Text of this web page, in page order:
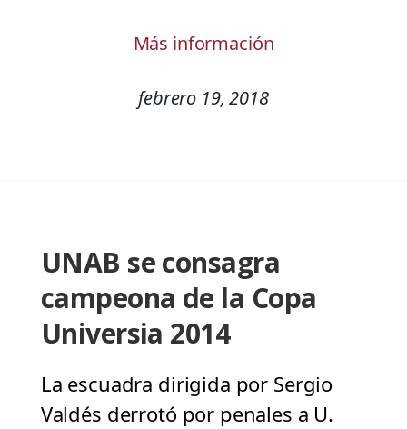
Más información
febrero 19, 2018
UNAB se consagra
campeona de la Copa
Universia 2014
La escuadra dirigida por Sergio
Valdés derrotó por penales a U.